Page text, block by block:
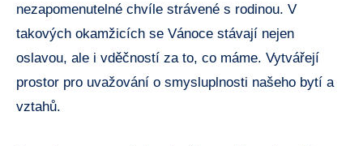
nezapomenutelné chvíle strávené s rodinou. V
takových okamžicích se Vánoce stávají nejen
oslavou, ale i vděčností za to, co máme. Vytvářejí
prostor pro uvažování o smysluplnosti našeho bytí a
vztahů.